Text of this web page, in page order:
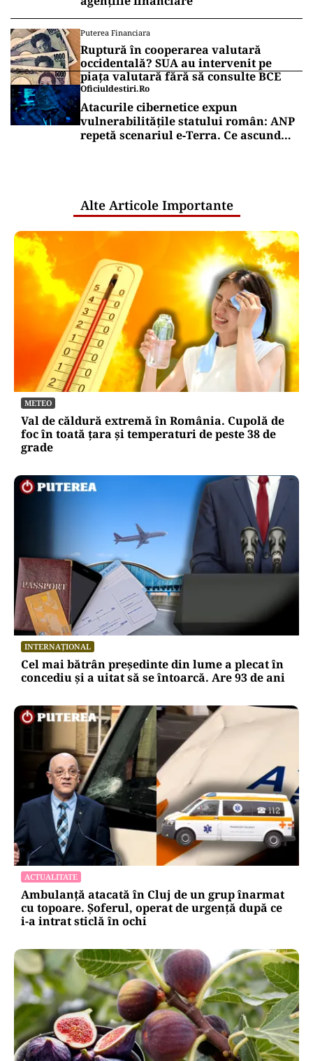
Puterea Financiara
Ruptură în cooperarea valutară
occidentală? SUA au intervenit pe
piața valutară fără să consulte BCE
Oficiuldestiri.ro
Atacurile cibernetice expun
vulnerabilitățile statului român: ANP
repetă scenariul e‑Terra. Ce ascund
Alte Articole Importante
METEO
Val de căldură extremă în România. Cupolă de
foc în toată țara și temperaturi de peste 38 de
grade
INTERNAȚIONAL
Cel mai bătrân președinte din lume a plecat în
concediu și a uitat să se întoarcă. Are 93 de ani
ACTUALITATE
Ambulanță atacată în Cluj de un grup înarmat
cu topoare. Șoferul, operat de urgență după ce
i-a intrat sticlă în ochi